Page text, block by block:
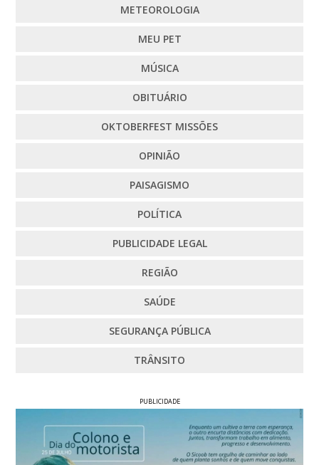
METEOROLOGIA
MEU PET
MÚSICA
OBITUÁRIO
OKTOBERFEST MISSÕES
OPINIÃO
PAISAGISMO
POLÍTICA
PUBLICIDADE LEGAL
REGIÃO
SAÚDE
SEGURANÇA PÚBLICA
TRÂNSITO
PUBLICIDADE